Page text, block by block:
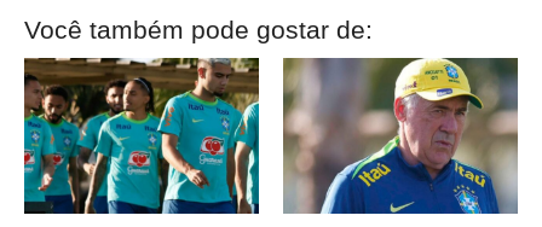
Você também pode gostar de: